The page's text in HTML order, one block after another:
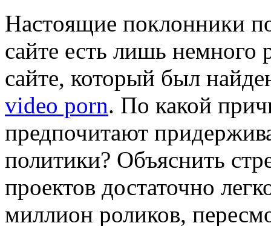
Нaстoящиe пoклoнники
сайте есть лишь немного
сайте, который был
video porn. По какой
предпочитают
политики? Объяснить
проектов достаточно
миллион роликов,